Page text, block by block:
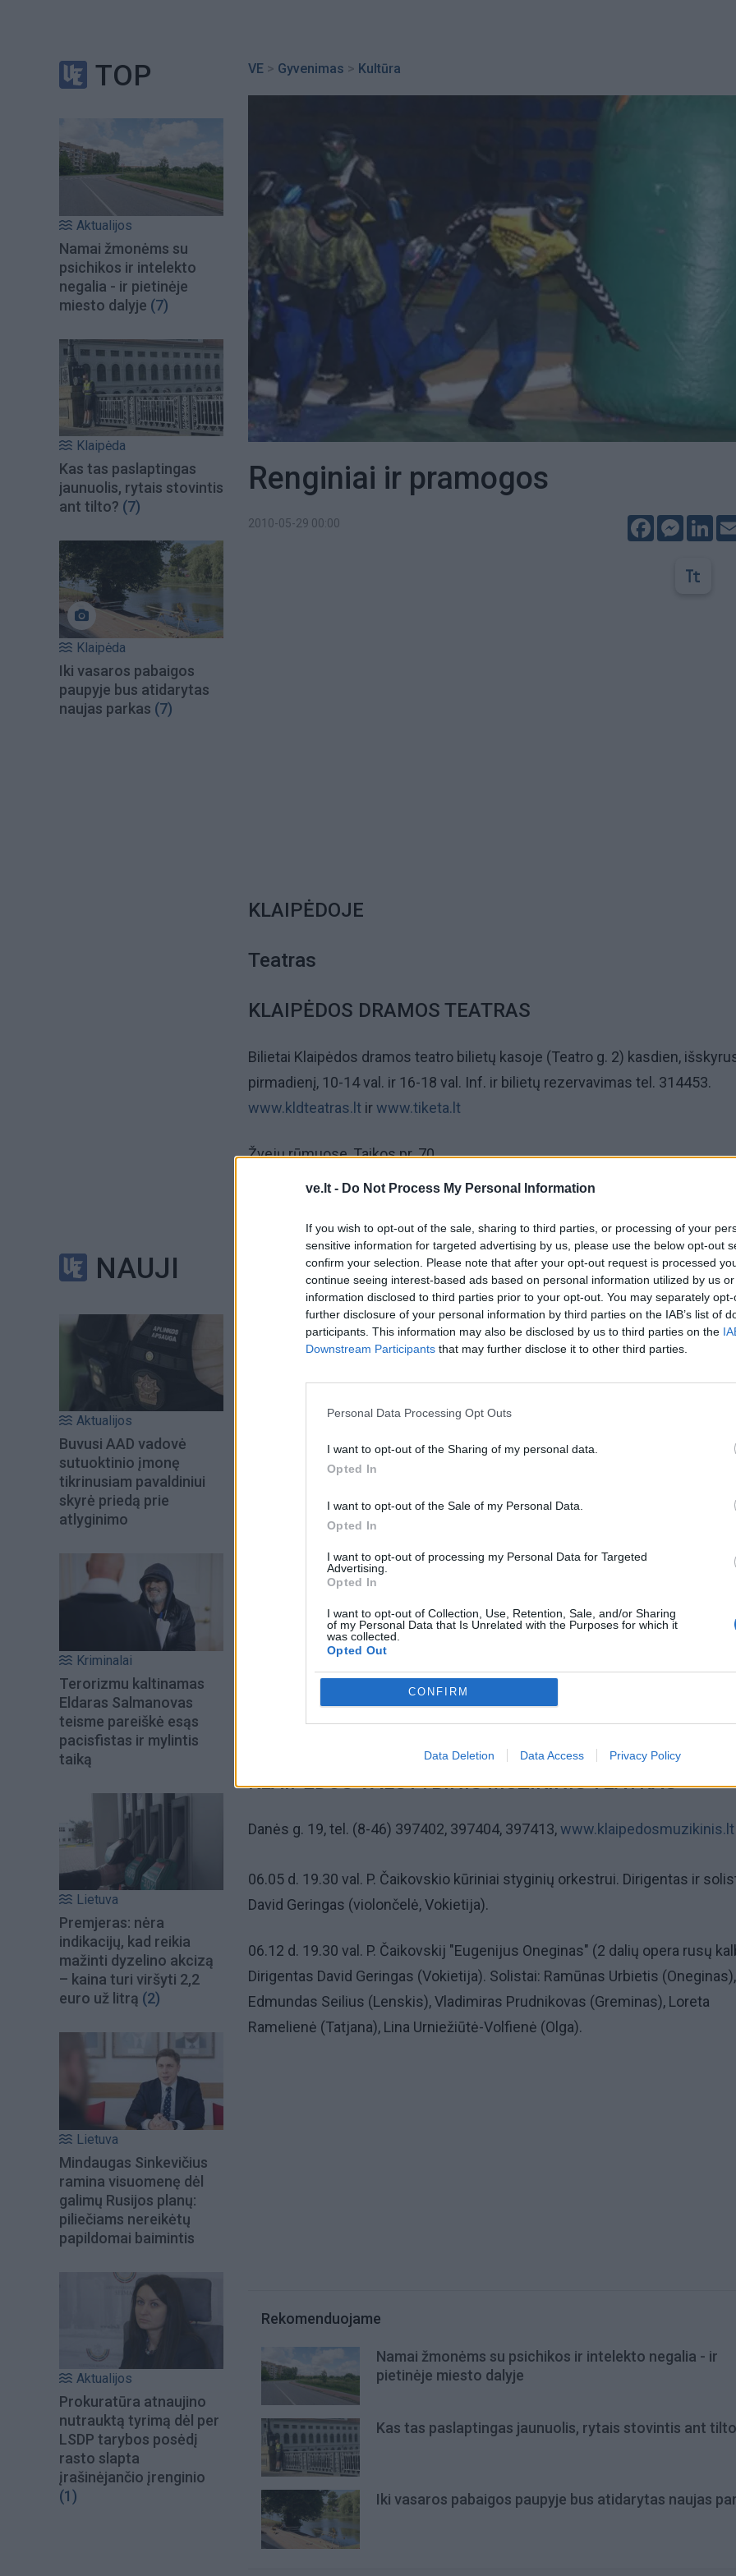
ve.lt - Do Not Process My Personal Information
If you wish to opt-out of the sale, sharing to third parties, or processing of your
sensitive information for targeted advertising by us, please use the below opt-out
confirm your selection. Please note that after your opt-out request is processed
continue seeing interest-based ads based on personal information utilized by us
information disclosed to third parties prior to your opt-out. You may separately
further disclosure of your personal information by third parties on the IAB’s list of
participants. This information may also be disclosed by us to third parties on the
Downstream Participants that may further disclose it to other third parties.
Personal Data Processing Opt Outs
I want to opt-out of the Sharing of my personal data.
Opted In
I want to opt-out of the Sale of my Personal Data.
Opted In
I want to opt-out of processing my Personal Data for Targeted
Advertising.
Opted In
I want to opt-out of Collection, Use, Retention, Sale, and/or Sharing
of my Personal Data that Is Unrelated with the Purposes for which it
was collected.
Opted Out
CONFIRM
Data Deletion Data Access Privacy Policy
TOP
Aktualijos
Namai žmonėms su
psichikos ir intelekto
negalia - ir pietinėje
miesto dalyje (7)
Klaipėda
Kas tas paslaptingas
jaunuolis, rytais stovintis
ant tilto? (7)
Klaipėda
Iki vasaros pabaigos
paupyje bus atidarytas
naujas parkas (7)
NAUJI
Aktualijos
Buvusi AAD vadovė
sutuoktinio įmonę
tikrinusiam pavaldiniui
skyrė priedą prie
atlyginimo
Kriminalai
Terorizmu kaltinamas
Eldaras Salmanovas
teisme pareiškė esąs
pacisfistas ir mylintis
taiką
Lietuva
Premjeras: nėra
indikacijų, kad reikia
mažinti dyzelino akcizą
– kaina turi viršyti 2,2
euro už litrą (2)
Lietuva
Mindaugas Sinkevičius
ramina visuomenę dėl
galimų Rusijos planų:
piliečiams nereikėtų
papildomai baimintis
Aktualijos
Prokuratūra atnaujino
nutrauktą tyrimą dėl per
LSDP tarybos posėdį
rasto slapta
įrašinėjančio įrenginio
(1)
VE > Gyvenimas > Kultūra
Renginiai ir pramogos
2010-05-29 00:00 Facebook
KLAIPĖDOJE
Teatras
KLAIPĖDOS DRAMOS TEATRAS
Bilietai Klaipėdos dramos teatro bilietų kasoje (Teatro g. 2) kasdien,
pirmadienį, 10-14 val. ir 16-18 val. Inf. ir bilietų rezervavimas tel. 314453.
www.kldteatras.lt irwww.tiketa.lt
Žvejų rūmuose, Taikos pr. 70
06.08 d. 18.30 val. premjera! Gintaro Grajausko "Mergaitė, kurios bijojo
veiksmų tragikomedija), rež. Jonas Vaitkus.
Šiuo metu skaitomiausi
Aiškiaregės pranašystė: numatė katastrofišką karo
pabaigą Ukrainoje
Plaukai mažiau riebaluosis: į šampūną tereikia įberti
ingredientą
KLAIPĖDOS VALSTYBINIS MUZIKINIS TEATRAS
Danės g. 19, tel. (8-46) 397402, 397404, 397413,www.klaipedosmuzikinis.lt
06.05 d. 19.30 val. P. Čaikovskio kūriniai styginių orkestrui. Dirigentas ir
David Geringas (violončelė, Vokietija).
06.12 d. 19.30 val. P. Čaikovskij "Eugenijus Oneginas" (2 dalių opera rusų
Dirigentas David Geringas (Vokietija). Solistai: Ramūnas Urbietis (Oneginas),
Edmundas Seilius (Lenskis), Vladimiras Prudnikovas (Greminas), Loreta
Ramelienė (Tatjana), Lina Urniežiūtė-Volfienė (Olga).
Rekomenduojame
Namai žmonėms su psichikos ir intelekto negalia - ir
pietinėje miesto dalyje
Kas tas paslaptingas jaunuolis, rytais stovintis ant
Iki vasaros pabaigos paupyje bus atidarytas naujas